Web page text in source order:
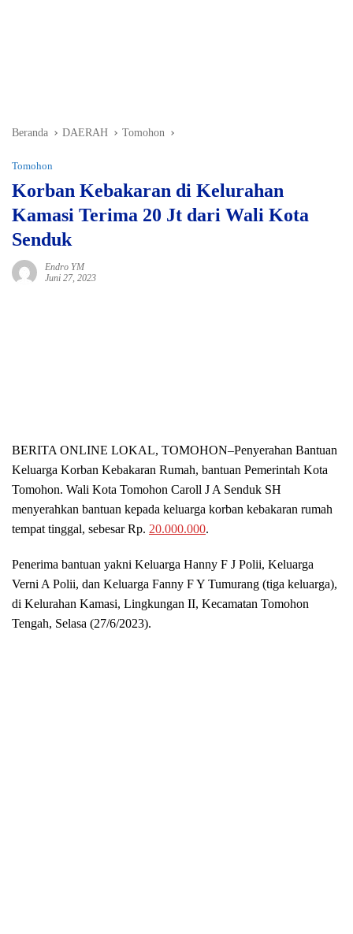
Beranda DAERAH Tomohon
Tomohon
Korban Kebakaran di Kelurahan
Kamasi Terima 20 Jt dari Wali Kota
Senduk
Endro YM
Juni 27, 2023
BERITA ONLINE LOKAL, TOMOHON–Penyerahan Bantuan
Keluarga Korban Kebakaran Rumah, bantuan Pemerintah Kota
Tomohon. Wali Kota Tomohon Caroll J A Senduk SH
menyerahkan bantuan kepada keluarga korban kebakaran rumah
tempat tinggal, sebesar Rp. 20.000.000.
Penerima bantuan yakni Keluarga Hanny F J Polii, Keluarga
Verni A Polii, dan Keluarga Fanny F Y Tumurang (tiga keluarga),
di Kelurahan Kamasi, Lingkungan II, Kecamatan Tomohon
Tengah, Selasa (27/6/2023).